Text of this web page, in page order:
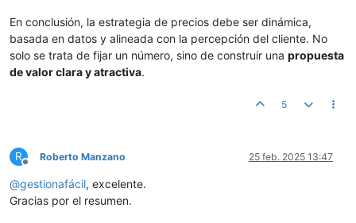
En conclusión, la estrategia de precios debe ser dinámica,
basada en datos y alineada con la percepción del cliente. No
solo se trata de fijar un número, sino de construir una propuesta
de valor clara y atractiva.
5
R
Desconectado
Roberto Manzano 25 feb. 2025 13:47
@gestionafácil, excelente.
Gracias por el resumen.